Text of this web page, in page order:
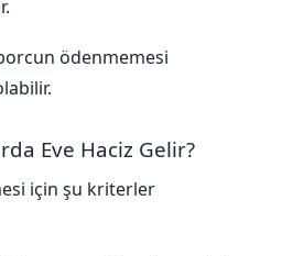
ödenmemesi
Eve Haciz Gelir?
için şu kriterler